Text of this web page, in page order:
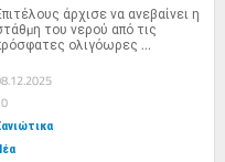
άρχισε να ανεβαίνει η
του νερού από τις
ολιγόωρες
βροχοπτώσεις και...